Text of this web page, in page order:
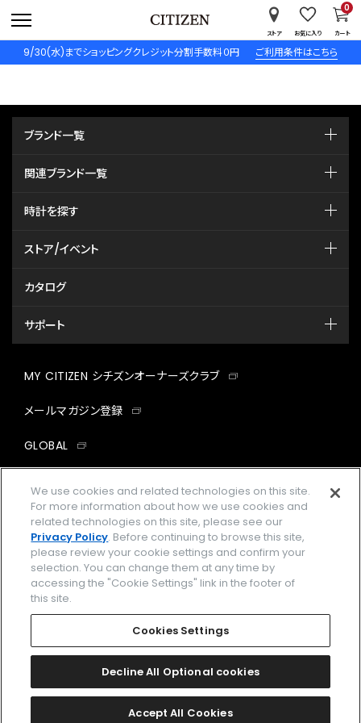
9/30(水)までショッピングクレジット分割手数料０円 ご利用条件はこちら
ストア お気に入り カート
0
ブランド一覧
関連ブランド一覧
時計を探す
ストア/イベント
カタログ
サポート
MY CITIZEN シチズンオーナーズクラブ
メールマガジン登録
GLOBAL
facebookinstagramtwitter
企業情報 ご利用規約
プライバシーポリシー Cookies Settings
Amazon PayはAmazon.com, Inc.またはその関連会社の商標です。
2026 CITIZEN WATCH CO., LTD.
We use cookies and related technologies on this site.
For more information about how we use cookies and
related technologies on this site, please see our
Privacy Policy. Before continuing to browse this site,
please review your cookie settings and confirm your
selection. You can change them at any time by
accessing the "Cookie Settings" link in the footer of
this site.
Cookies Settings
Decline All Optional cookies
Accept All Cookies